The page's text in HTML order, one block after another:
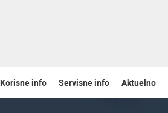
Korisne info Servisne info Aktuelno